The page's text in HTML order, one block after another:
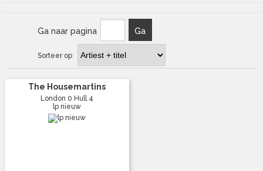
Ga naar pagina Ga
Sorteer op
The Housemartins
London 0 Hull 4
lp nieuw